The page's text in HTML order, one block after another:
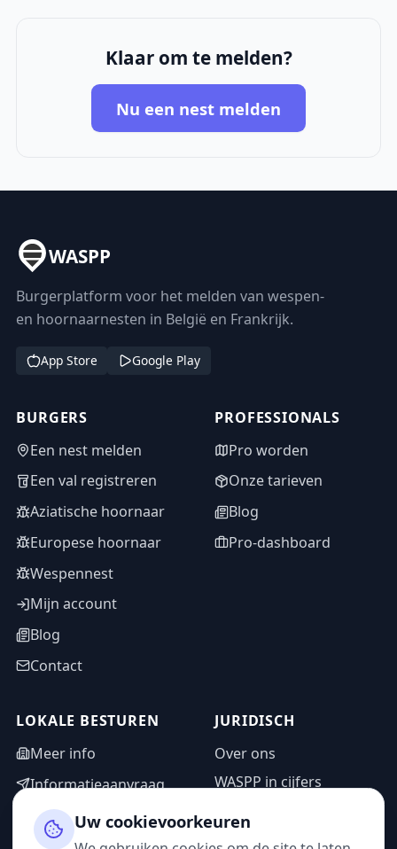
Klaar om te melden?
Nu een nest melden
WASPP
Burgerplatform voor het melden van wespen-
en hoornaarnesten in België en Frankrijk.
App Store Google Play
BURGERS
Een nest melden
Een val registreren
Aziatische hoornaar
Europese hoornaar
Wespennest
Mijn account
Blog
Contact
PROFESSIONALS
Pro worden
Onze tarieven
Blog
Pro-dashboard
LOKALE BESTUREN
Meer info
Informatieaanvraag
Adminzone
JURIDISCH
Over ons
WASPP in cijfers
Privacybeleid
Uw cookievoorkeuren